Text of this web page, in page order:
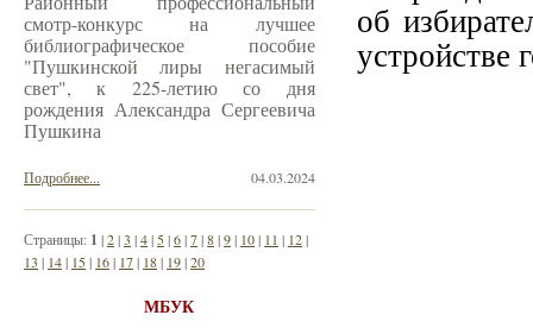
об
устройстве
смотр-конкурс на лучшее
библиографическое пособие
"Пушкинской лиры негасимый
свет", к 225-летию со дня
рождения Александра Сергеевича
Пушкина
04.03.2024
Подробнее...
Страницы: 1 |2|3 |4| 5|6|7|8|9| 10| 11 | 12|
13 | 14| 15| 16| 17| 18| 19|20
МБУК